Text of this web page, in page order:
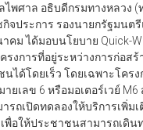
พศาล อธิบดีกรมทางหลวง (ท
ประการ รองนายกรัฐมนต
คม ได้มอบนโยบาย Quick-
รงการที่อยู่ระหว่างการก่อสร้
ได้โดยเร็ว โดยเฉพาะโครง
ายเลข 6 หรือมอเตอร์เวย์
รถเปิดทดลองให้บริการเพิ่มเ
พื่อให้ประชาชนสามารถเดิน